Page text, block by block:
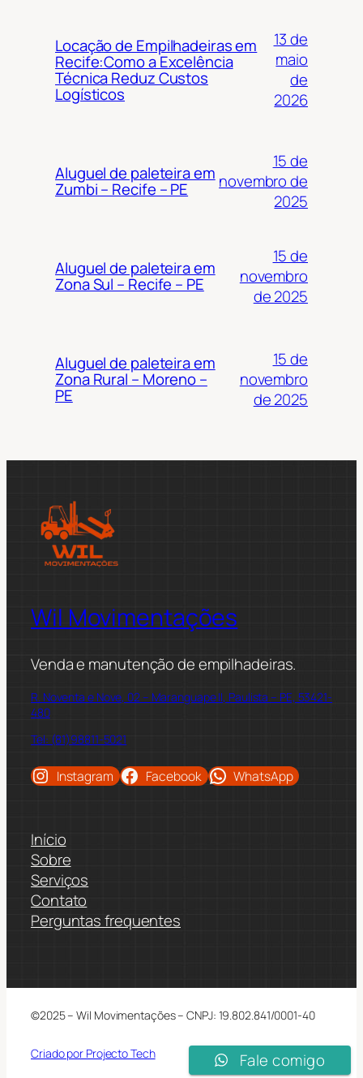
Locação de Empilhadeiras em
Recife:Como a Excelência
Técnica Reduz Custos
Logísticos
13 de
maio
de
2026
Aluguel de paleteira em
Zumbi – Recife – PE
15 de
novembro de
2025
Aluguel de paleteira em
Zona Sul – Recife – PE
15 de
novembro
de 2025
Aluguel de paleteira em
Zona Rural – Moreno –
PE
15 de
novembro
de 2025
Wil Movimentações
Venda e manutenção de empilhadeiras.
R. Noventa e Nove, 02 – Maranguape II, Paulista – PE, 53421-
480
Tel: (81)98811-5021
Instagram Facebook WhatsApp
Início
Sobre
Serviços
Contato
Perguntas frequentes
©2025 – Wil Movimentações – CNPJ: 19.802.841/0001-40
Criado por Projecto Tech Fale comigo